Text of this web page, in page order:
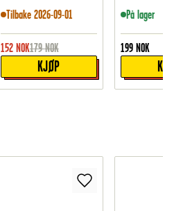
Tilbake 2026-09-01
152 NOK179 NOK
KJØP
På lager
199 NOK